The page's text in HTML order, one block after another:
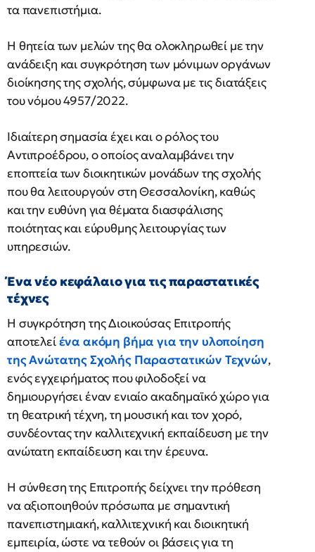
τα πανεπιστήμια.
Η θητεία των μελών της θα ολοκληρωθεί με την
ανάδειξη και συγκρότηση των μόνιμων οργάνων
διοίκησης της σχολής, σύμφωνα με τις διατάξεις
του νόμου 4957/2022.
Ιδιαίτερη σημασία έχει και ο ρόλος του
Αντιπροέδρου, ο οποίος αναλαμβάνει την
εποπτεία των διοικητικών μονάδων της σχολής
που θα λειτουργούν στη Θεσσαλονίκη, καθώς
και την ευθύνη για θέματα διασφάλισης
ποιότητας και εύρυθμης λειτουργίας των
υπηρεσιών.
Ένα νέο κεφάλαιο για τις παραστατικές
τέχνες
Η συγκρότηση της Διοικούσας Επιτροπής
αποτελείένα ακόμη βήμα για την υλοποίηση
της Ανώτατης Σχολής Παραστατικών Τεχνών,
ενός εγχειρήματος που φιλοδοξεί να
δημιουργήσει έναν ενιαίο ακαδημαϊκό χώρο για
τη θεατρική τέχνη, τη μουσική και τον χορό,
συνδέοντας την καλλιτεχνική εκπαίδευση με την
ανώτατη εκπαίδευση και την έρευνα.
Η σύνθεση της Επιτροπής δείχνει την πρόθεση
να αξιοποιηθούν πρόσωπα με σημαντική
πανεπιστημιακή, καλλιτεχνική και διοικητική
εμπειρία, ώστε να τεθούν οι βάσεις για τη